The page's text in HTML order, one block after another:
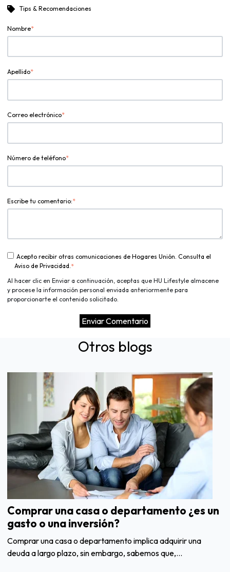
Tips & Recomendaciones
Nombre*
Apellido*
Correo electrónico*
Número de teléfono*
Escribe tu comentario:*
Acepto recibir otras comunicaciones de Hogares Unión. Consulta el
Aviso de Privacidad.*
Al hacer clic en Enviar a continuación, aceptas que HU Lifestyle almacene
y procese la información personal enviada anteriormente para
proporcionarte el contenido solicitado.
Otros blogs
Comprar una casa o departamento ¿es un
gasto o una inversión?
Comprar una casa o departamento implica adquirir una
deuda a largo plazo, sin embargo, sabemos que,...